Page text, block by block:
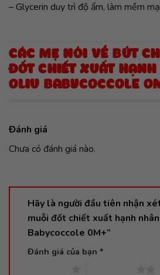
– Glycerin duy trì độ ẩm, làm mềm
CÁC MẸ NÓI VỀ BÚT
ĐỐT CHIẾT XUẤT
OLIU BABYCOCCOLE
Đánh giá
Chưa có đánh giá nào.
Hãy là người đầu tiên nhận
muỗi đốt chiết xuất hạnh
Babycoccole 0M+”
Đánh giá của bạn *